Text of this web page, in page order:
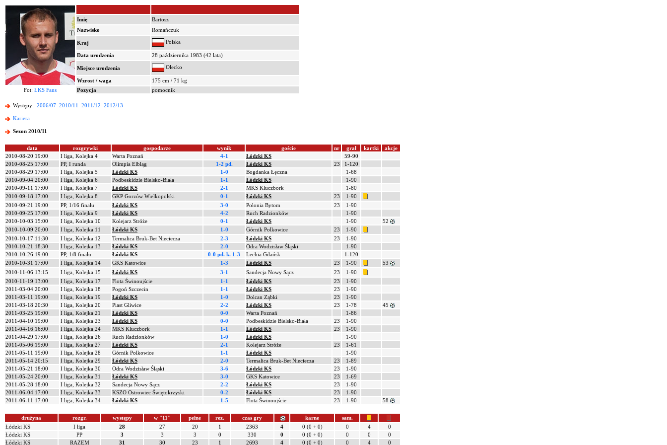
Imię
Bartosz
Nazwisko
Romańczuk
Kraj Polska
Data urodzenia 28 października 1983 (42 lata)
Miejsce urodzenia Olecko
Wzrost / waga
175 cm / 71 kg
Fot: ŁKS Fans Pozycja pomocnik
Występy: 2006/07 2010/11 2011/12 2012/13
Kariera
Sezon 2010/11
data rozgrywki gospodarze wynik goście nr grał kartki
akcje
2010-08-20 19:00
I liga, Kolejka 4 Warta Poznań 4-1 Łódzki KS
59-90
2010-08-25 17:00
PP, I runda Olimpia Elbląg 1-2 pd. Łódzki KS 23
1-120
2010-08-29 17:00
I liga, Kolejka 5 Łódzki KS 1-0 Bogdanka Łęczna
1-68
2010-09-04 20:00
I liga, Kolejka 6 Podbeskidzie Bielsko-Biała 1-1 Łódzki KS
1-90
2010-09-11 17:00
I liga, Kolejka 7 Łódzki KS 2-1 MKS Kluczbork
1-80
2010-09-18 17:00
I liga, Kolejka 8 GKP Gorzów Wielkopolski 0-1 Łódzki KS 23
1-90
2010-09-21 19:00
PP, 1/16 finału Łódzki KS 3-0 Polonia Bytom 23
1-90
2010-09-25 17:00
I liga, Kolejka 9 Łódzki KS 4-2 Ruch Radzionków
1-90
2010-10-03 15:00
I liga, Kolejka 10 Kolejarz Stróże 0-1 Łódzki KS 1-90
52
2010-10-09 20:00
I liga, Kolejka 11 Łódzki KS 1-0 Górnik Polkowice 23
1-90
2010-10-17 11:30
I liga, Kolejka 12 Termalica Bruk-Bet Nieciecza 2-3 Łódzki KS 23
1-90
2010-10-21 18:30
I liga, Kolejka 13 Łódzki KS 2-0 Odra Wodzisław Śląski
1-90
2010-10-26 19:00
PP, 1/8 finału Łódzki KS 0-0 pd. k. 1-3 Lechia Gdańsk
1-120
2010-10-31 17:00
I liga, Kolejka 14 GKS Katowice 1-3 Łódzki KS 23 1-90
53
2010-11-06 13:15
I liga, Kolejka 15 Łódzki KS 3-1 Sandecja Nowy Sącz 23
1-90
2010-11-19 13:00
I liga, Kolejka 17 Flota Świnoujście 1-1 Łódzki KS 23
1-90
2011-03-04 20:00
I liga, Kolejka 18 Pogoń Szczecin 1-1 Łódzki KS 23
1-90
2011-03-11 19:00
I liga, Kolejka 19 Łódzki KS 1-0 Dolcan Ząbki 23
1-90
2011-03-18 20:30
I liga, Kolejka 20 Piast Gliwice 2-2 Łódzki KS 23 1-78
45
2011-03-25 19:00
I liga, Kolejka 21 Łódzki KS 0-0 Warta Poznań
1-86
2011-04-10 19:00
I liga, Kolejka 23 Łódzki KS 0-0 Podbeskidzie Bielsko-Biała 23
1-90
2011-04-16 16:00
I liga, Kolejka 24 MKS Kluczbork 1-1 Łódzki KS 23
1-90
2011-04-29 17:00
I liga, Kolejka 26 Ruch Radzionków 1-0 Łódzki KS
1-90
2011-05-06 19:00
I liga, Kolejka 27 Łódzki KS 2-1 Kolejarz Stróże 23
1-61
2011-05-11 19:00
I liga, Kolejka 28 Górnik Polkowice 1-1 Łódzki KS
1-90
2011-05-14 20:15
I liga, Kolejka 29 Łódzki KS 2-0 Termalica Bruk-Bet Nieciecza 23
1-89
2011-05-21 18:00
I liga, Kolejka 30 Odra Wodzisław Śląski 3-6 Łódzki KS 23
1-90
2011-05-24 20:00
I liga, Kolejka 31 Łódzki KS 3-0 GKS Katowice 23
1-69
2011-05-28 18:00
I liga, Kolejka 32 Sandecja Nowy Sącz 2-2 Łódzki KS 23
1-90
2011-06-04 17:00
I liga, Kolejka 33 KSZO Ostrowiec Świętokrzyski 0-2 Łódzki KS 23
1-90
2011-06-11 17:00
I liga, Kolejka 34 Łódzki KS 1-5 Flota Świnoujście 23 1-90 58
drużyna rozgr. występy w "11" pełne rez. czas gry karne
sam.
Łódzki KS
I liga 28 27 20 1 2363 4 0 (0 + 0) 0 4
0
Łódzki KS
PP 3 3 3 0 330 0 0 (0 + 0) 0 0
0
Łódzki KS
RAZEM 31 30 23 1 2693 4 0 (0 + 0) 0 4 0